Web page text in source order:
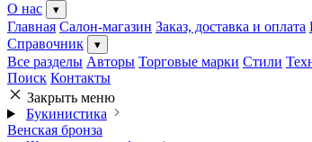
О нас
▾
Главная Салон-магазин Заказ, доставка и оплата
Справочник
▾
Все разделы Авторы Торговые марки Стили
Поиск Контакты
Закрыть меню
Букинистика
Венская бронза